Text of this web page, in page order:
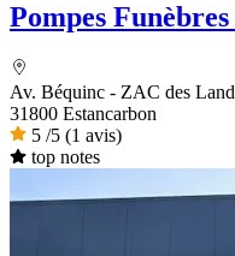
Pompes
Av. Béquinc - ZAC des
31800 Estancarbon
5 /5 (1 avis)
top notes